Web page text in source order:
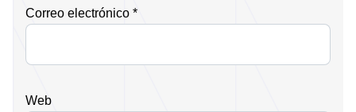
Correo electrónico *
Web